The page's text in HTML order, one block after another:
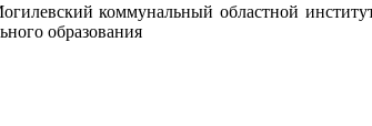
коммунальный областной
образования